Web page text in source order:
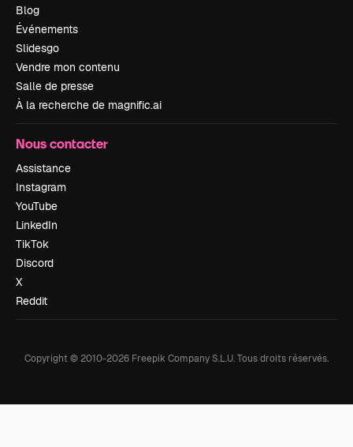
Blog
Événements
Slidesgo
Vendre mon contenu
Salle de presse
À la recherche de magnific.ai
Nous contacter
Assistance
Instagram
YouTube
LinkedIn
TikTok
Discord
X
Reddit
Copyright © 2010-2026 Freepik Company S.L.U.Tous droits réservés.